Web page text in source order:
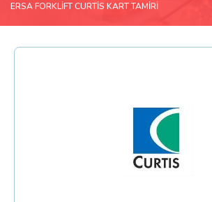
ERSA FORKLİFT CURTİS KART TAMİRİ